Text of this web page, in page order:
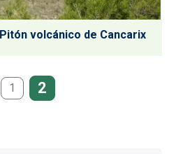
volcánico de Cancarix
1 2